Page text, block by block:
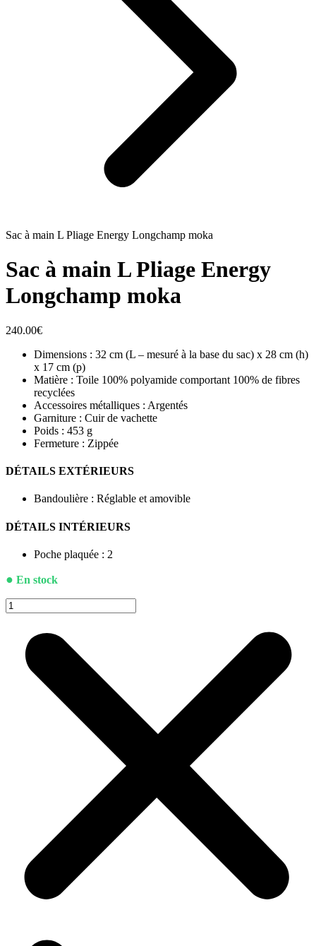
Sac à main L Pliage Energy Longchamp moka
Sac à main L Pliage Energy
Longchamp moka
240.00€
Dimensions : 32 cm (L – mesuré à la base du sac) x 28 cm (h)
x 17 cm (p)
Matière : Toile 100% polyamide comportant 100% de fibres
recyclées
Accessoires métalliques : Argentés
Garniture : Cuir de vachette
Poids : 453 g
Fermeture : Zippée
DÉTAILS EXTÉRIEURS
Bandoulière : Réglable et amovible
DÉTAILS INTÉRIEURS
Poche plaquée : 2
● En stock